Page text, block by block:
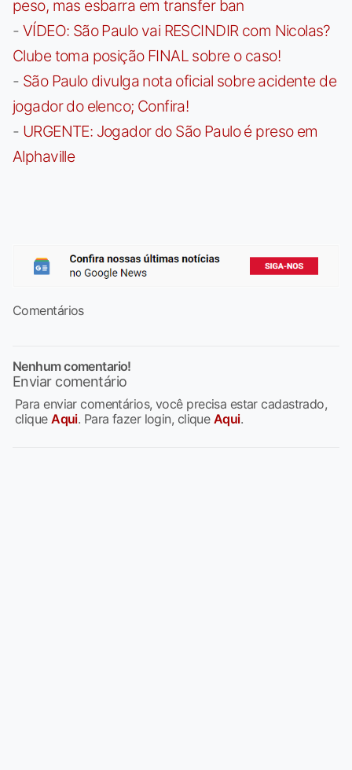
peso, mas esbarra em transfer ban
- VÍDEO: São Paulo vai RESCINDIR com Nicolas?
Clube toma posição FINAL sobre o caso!
- São Paulo divulga nota oficial sobre acidente de
jogador do elenco; Confira!
- URGENTE: Jogador do São Paulo é preso em
Alphaville
Comentários
Nenhum comentario!
Enviar comentário
Para enviar comentários, você precisa estar cadastrado,
cliqueAqui. Para fazer login, clique Aqui.